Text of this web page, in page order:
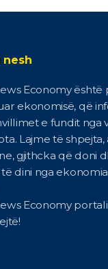
nesh
Economy është
ekonomisë, që
e fundit nga
Lajme të shpejta,
gjithcka që doni
dini nga ekonomia
Economy